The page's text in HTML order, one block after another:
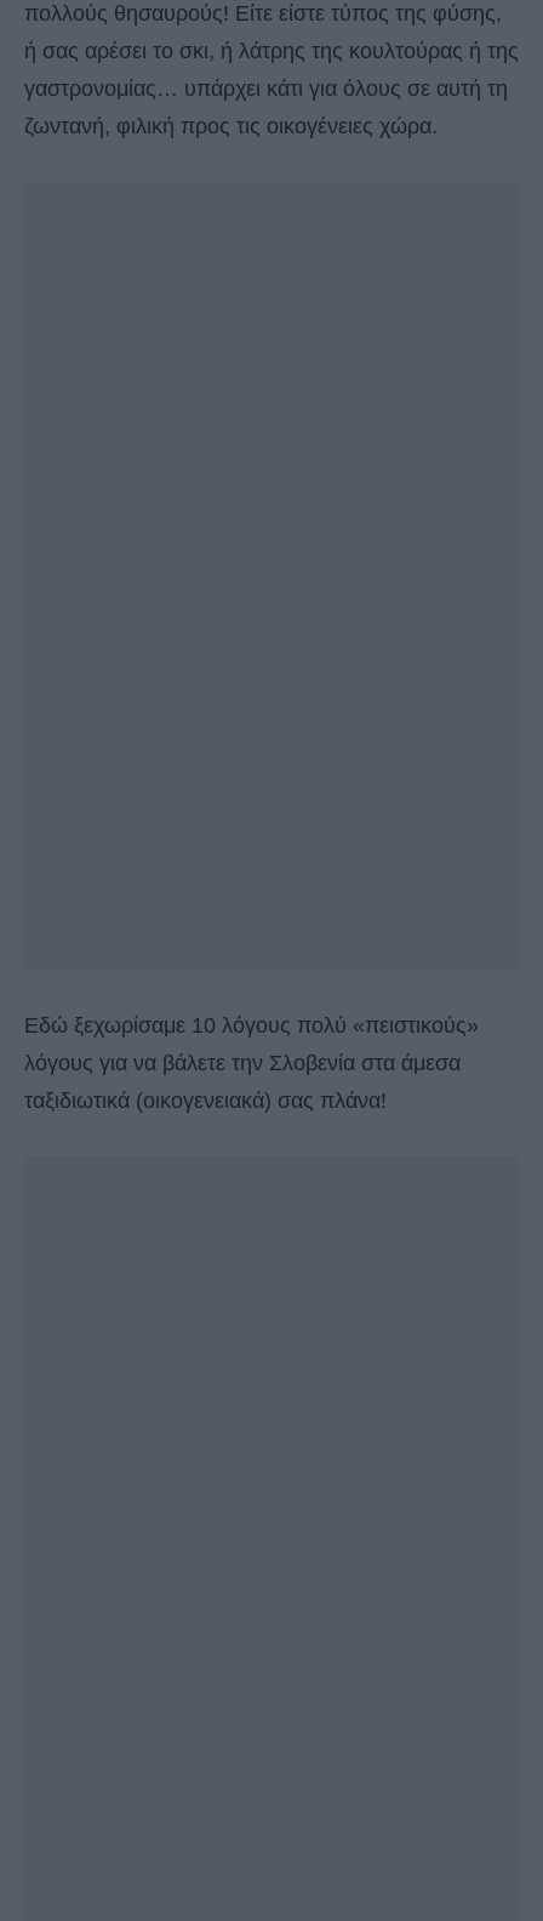
πολλούς θησαυρούς! Είτε είστε τύπος της φύσης,
ή σας αρέσει το σκι, ή λάτρης της κουλτούρας ή της
γαστρονομίας… υπάρχει κάτι για όλους σε αυτή τη
ζωντανή, φιλική προς τις οικογένειες χώρα.
Εδώ ξεχωρίσαμε 10 λόγους πολύ «πειστικούς»
λόγους για να βάλετε την Σλοβενία στα άμεσα
ταξιδιωτικά (οικογενειακά) σας πλάνα!